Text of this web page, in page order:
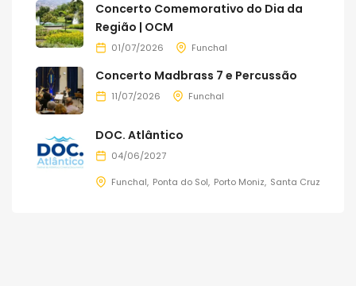
Concerto Comemorativo do Dia da
Região | OCM
01/07/2026 Funchal
Concerto Madbrass 7 e Percussão
11/07/2026 Funchal
DOC. Atlântico
04/06/2027
Funchal Ponta do Sol Porto Moniz Santa Cruz